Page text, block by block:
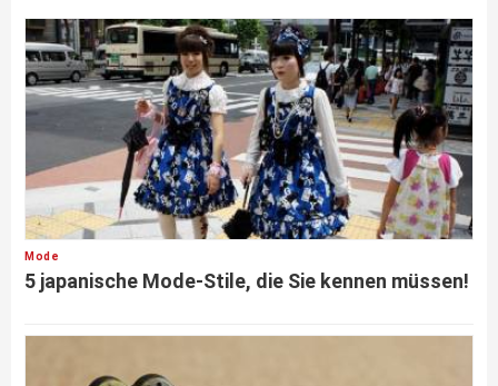
Mode
5 japanische Mode-Stile, die Sie kennen müssen!